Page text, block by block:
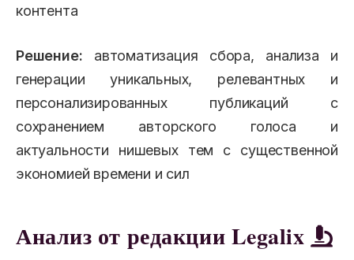
контента
Решение: автоматизация сбора, анализа и
генерации уникальных, релевантных и
персонализированных публикаций с
сохранением авторского голоса и
актуальности нишевых тем с существенной
экономией времени и сил
Анализ от редакции Legalix